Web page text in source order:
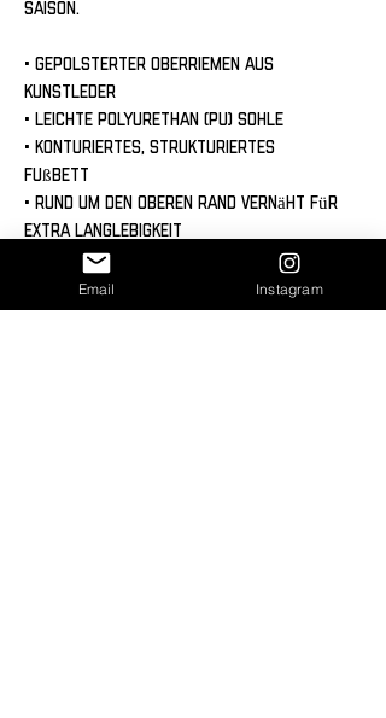
Saison.
• Gepolsterter Oberriemen aus
Kunstleder
• Leichte Polyurethan (PU) Sohle
• Konturiertes, strukturiertes
Fußbett
• Rund um den oberen Rand vernäht für
extra Langlebigkeit
• Nur punktuell reinigen
• Bedruckt, geschnitten, genäht,
geklebt = handgefertigt
Email Instagram